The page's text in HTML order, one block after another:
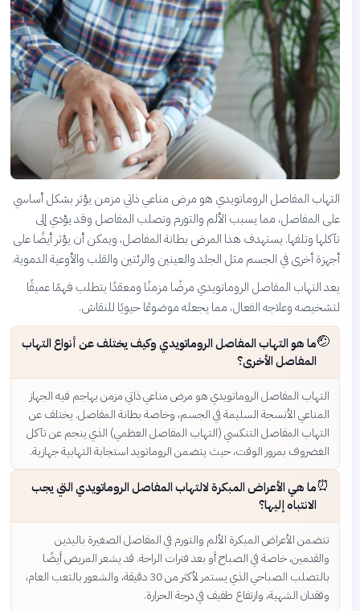
التهاب المفاصل الروماتويدي هو مرض مناعي ذاتي مزمن يؤثر بشكل أساسي
على المفاصل، مما يسبب الألم والتورم وتصلب المفاصل وقد يؤدي إلى
تآكلها وتلفها. يستهدف هذا المرض بطانة المفاصل، ويمكن أن يؤثر أيضًا على
أجهزة أخرى في الجسم مثل الجلد والعينين والرئتين والقلب والأوعية الدموية.
يعد التهاب المفاصل الروماتويدي مرضًا مزمنًا ومعقدًا يتطلب فهمًا عميقًا
لتشخيصه وعلاجه الفعال، مما يجعله موضوعًا حيويًا للنقاش.
🤕ما هو التهاب المفاصل الروماتويدي وكيف يختلف عن أنواع التهاب
المفاصل الأخرى؟
التهاب المفاصل الروماتويدي هو مرض مناعي ذاتي مزمن يهاجم فيه الجهاز
المناعي الأنسجة السليمة في الجسم، وخاصة بطانة المفاصل. يختلف عن
التهاب المفاصل التنكسي (التهاب المفاصل العظمي) الذي ينجم عن تآكل
الغضروف بمرور الوقت، حيث يتضمن الروماتويد استجابة التهابية جهازية.
⏰ما هي الأعراض المبكرة لالتهاب المفاصل الروماتويدي التي يجب
الانتباه إليها؟
تتضمن الأعراض المبكرة الألم والتورم في المفاصل الصغيرة باليدين
والقدمين، خاصة في الصباح أو بعد فترات الراحة. قد يشعر المريض أيضًا
بالتصلب الصباحي الذي يستمر لأكثر من 30 دقيقة، والشعور بالتعب العام،
وفقدان الشهية، وارتفاع طفيف في درجة الحرارة.